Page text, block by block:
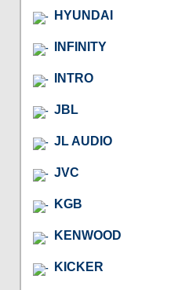
HYUNDAI
INFINITY
INTRO
JBL
JL AUDIO
JVC
KGB
KENWOOD
KICKER